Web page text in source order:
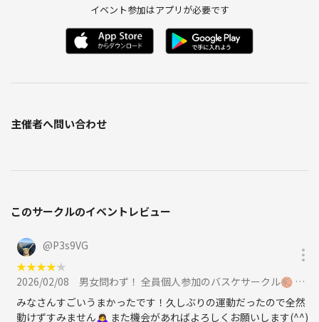
イベント参加はアプリが必要です
主催者へ問い合わせ
このサークルのイベントレビュー
@P3s9VG
★★★★★
2026/02/08
男女問わず！ 全員個人参加のバスケサークル🏀 未経験、女性大歓迎◎エンジョイレベル！に参加
みなさんすごいうまかったです！久しぶりの運動だったので全然
動けずすみません🙇‍♀️ また機会があればよろしくお願いします(^^)